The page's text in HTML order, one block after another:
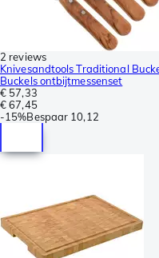
2 reviews
Knivesandtools Traditional
Buckels ontbijtmessenset
€ 57,33
€ 67,45
-15%Bespaar 10,12